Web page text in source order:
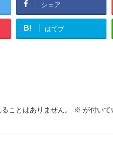
シェア
B! はてブ
ことはありません。 ※ が付いて